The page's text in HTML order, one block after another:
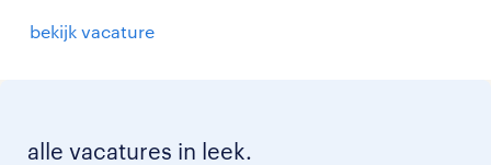
bekijk vacature
alle vacatures in leek.